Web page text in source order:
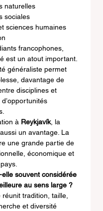
naturelles
sociales
sciences humaines
francophones,
est un atout important.
généraliste permet
davantage de
disciplines et
à Reykjavík, la
un avantage. La
une grande partie de
économique et
elle souvent considérée
au sens large ?
réunit tradition, taille,
et diversité